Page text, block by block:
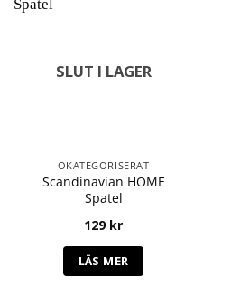
SLUT I LAGER
OKATEGORISERAT
Scandinavian HOME
Spatel
129 kr
LÄS MER